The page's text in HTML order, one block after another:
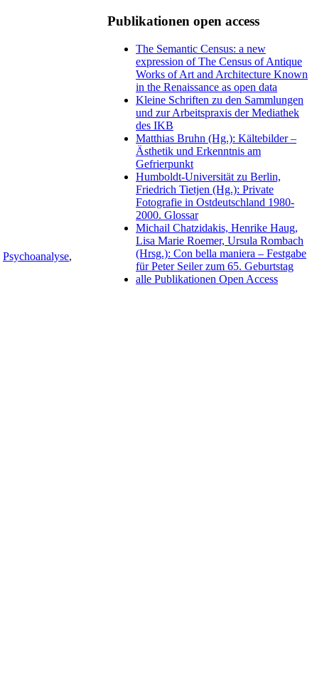
Psychoanalyse,
Publikationen open access
The Semantic Census: a new
expression of The Census of Antique
Works of Art and Architecture Known
in the Renaissance as open data
Kleine Schriften zu den Sammlungen
und zur Arbeitspraxis der Mediathek
des IKB
Matthias Bruhn (Hg.): Kältebilder –
Ästhetik und Erkenntnis am
Gefrierpunkt
Humboldt-Universität zu Berlin,
Friedrich Tietjen (Hg.): Private
Fotografie in Ostdeutschland 1980-
2000. Glossar
Michail Chatzidakis, Henrike Haug,
Lisa Marie Roemer, Ursula Rombach
(Hrsg.): Con bella maniera – Festgabe
für Peter Seiler zum 65. Geburtstag
alle Publikationen Open Access